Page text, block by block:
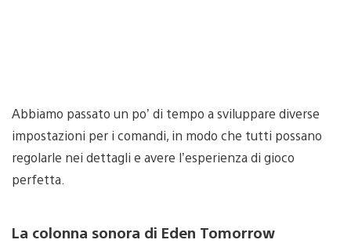
Abbiamo passato un po’ di tempo a sviluppare diverse
impostazioni per i comandi, in modo che tutti possano
regolarle nei dettagli e avere l’esperienza di gioco
perfetta.
La colonna sonora di Eden Tomorrow